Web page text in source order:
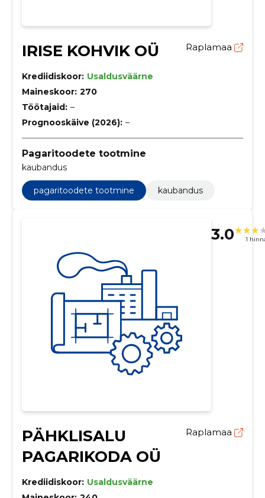
IRISE KOHVIK OÜ Raplamaa
Krediidiskoor: Usaldusväärne
Maineskoor: 270
Töötajaid: –
Prognooskäive (2026): –
Pagaritoodete tootmine
kaubandus
pagaritoodete tootmine kaubandus
3.0 1
PÄHKLISALU
PAGARIKODA OÜ
Raplamaa
Krediidiskoor: Usaldusväärne